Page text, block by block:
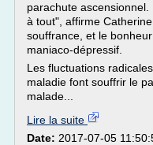
parachute
à tout", affirme
souffrance, et le
maniaco-dépressif.
Les fluctuations
maladie font souffrir le
malade...
Lire la suite
Date: 2017-07-05